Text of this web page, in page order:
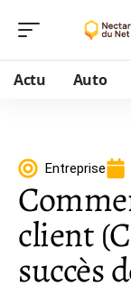
Actu Auto
Entreprise
client
succès